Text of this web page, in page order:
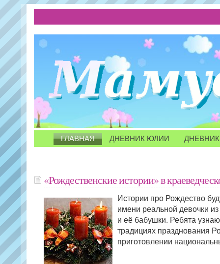
ГЛАВНАЯ ДНЕВНИК ЮЛИИ
«Рождественские истории» в
Истории про Рождество
имени реальной девочки
и её бабушки. Ребята
традициях празднования
приготовлении